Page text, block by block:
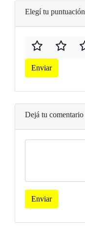
Elegí tu puntuación
Enviar
Dejá tu comentario
Enviar